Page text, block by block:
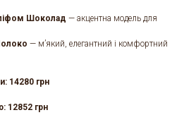
Шоколад — акцентна модель для
— м’який, елегантний і комфортний
14280 грн
12852 грн